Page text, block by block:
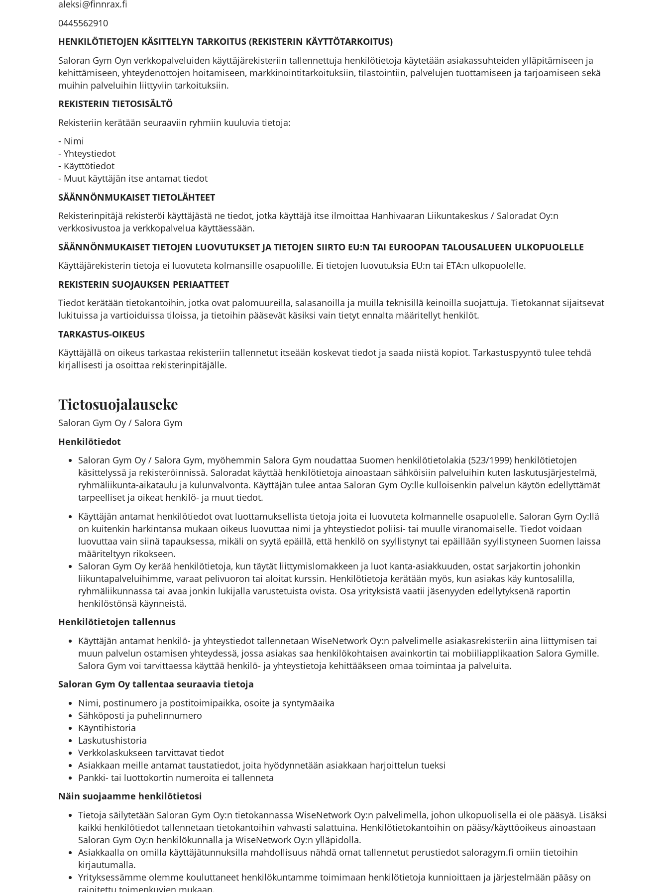
aleksi@finnrax.fi
0445562910
HENKILÖTIETOJEN KÄSITTELYN TARKOITUS (REKISTERIN KÄYTTÖTARKOITUS)
Saloran Gym Oyn verkkopalveluiden käyttäjärekisteriin tallennettuja henkilötietoja käytetään asiakassuhteiden ylläpitämiseen ja
kehittämiseen, yhteydenottojen hoitamiseen, markkinointitarkoituksiin, tilastointiin, palvelujen tuottamiseen ja tarjoamiseen sekä
muihin palveluihin liittyviin tarkoituksiin.
REKISTERIN TIETOSISÄLTÖ
Rekisteriin kerätään seuraaviin ryhmiin kuuluvia tietoja:
- Nimi
- Yhteystiedot
- Käyttötiedot
- Muut käyttäjän itse antamat tiedot
SÄÄNNÖNMUKAISET TIETOLÄHTEET
Rekisterinpitäjä rekisteröi käyttäjästä ne tiedot, jotka käyttäjä itse ilmoittaa Hanhivaaran Liikuntakeskus / Saloradat Oy:n
verkkosivustoa ja verkkopalvelua käyttäessään.
SÄÄNNÖNMUKAISET TIETOJEN LUOVUTUKSET JA TIETOJEN SIIRTO EU:N TAI EUROOPAN TALOUSALUEEN ULKOPUOLELLE
Käyttäjärekisterin tietoja ei luovuteta kolmansille osapuolille. Ei tietojen luovutuksia EU:n tai ETA:n ulkopuolelle.
REKISTERIN SUOJAUKSEN PERIAATTEET
Tiedot kerätään tietokantoihin, jotka ovat palomuureilla, salasanoilla ja muilla teknisillä keinoilla suojattuja. Tietokannat sijaitsevat
lukituissa ja vartioiduissa tiloissa, ja tietoihin pääsevät käsiksi vain tietyt ennalta määritellyt henkilöt.
TARKASTUS-OIKEUS
Käyttäjällä on oikeus tarkastaa rekisteriin tallennetut itseään koskevat tiedot ja saada niistä kopiot. Tarkastuspyyntö tulee tehdä
kirjallisesti ja osoittaa rekisterinpitäjälle.
Tietosuojalauseke
Saloran Gym Oy / Salora Gym
Henkilötiedot
Saloran Gym Oy / Salora Gym, myöhemmin Salora Gym noudattaa Suomen henkilötietolakia (523/1999) henkilötietojen
käsittelyssä ja rekisteröinnissä. Saloradat käyttää henkilötietoja ainoastaan sähköisiin palveluihin kuten laskutusjärjestelmä,
ryhmäliikunta-aikataulu ja kulunvalvonta. Käyttäjän tulee antaa Saloran Gym Oy:lle kulloisenkin palvelun käytön edellyttämät
tarpeelliset ja oikeat henkilö- ja muut tiedot.
Käyttäjän antamat henkilötiedot ovat luottamuksellista tietoja joita ei luovuteta kolmannelle osapuolelle. Saloran Gym Oy:llä
on kuitenkin harkintansa mukaan oikeus luovuttaa nimi ja yhteystiedot poliisi- tai muulle viranomaiselle. Tiedot voidaan
luovuttaa vain siinä tapauksessa, mikäli on syytä epäillä, että henkilö on syyllistynyt tai epäillään syyllistyneen Suomen laissa
määriteltyyn rikokseen.
Saloran Gym Oy kerää henkilötietoja, kun täytät liittymislomakkeen ja luot kanta-asiakkuuden, ostat sarjakortin johonkin
liikuntapalveluihimme, varaat pelivuoron tai aloitat kurssin. Henkilötietoja kerätään myös, kun asiakas käy kuntosalilla,
ryhmäliikunnassa tai avaa jonkin lukijalla varustetuista ovista. Osa yrityksistä vaatii jäsenyyden edellytyksenä raportin
henkilöstönsä käynneistä.
Henkilötietojen tallennus
Käyttäjän antamat henkilö- ja yhteystiedot tallennetaan WiseNetwork Oy:n palvelimelle asiakasrekisteriin aina liittymisen tai
muun palvelun ostamisen yhteydessä, jossa asiakas saa henkilökohtaisen avainkortin tai mobiiliapplikaation Salora Gymille.
Salora Gym voi tarvittaessa käyttää henkilö- ja yhteystietoja kehittääkseen omaa toimintaa ja palveluita.
Saloran Gym Oy tallentaa seuraavia tietoja
Nimi, postinumero ja postitoimipaikka, osoite ja syntymäaika
Sähköposti ja puhelinnumero
Käyntihistoria
Laskutushistoria
Verkkolaskukseen tarvittavat tiedot
Asiakkaan meille antamat taustatiedot, joita hyödynnetään asiakkaan harjoittelun tueksi
Pankki- tai luottokortin numeroita ei tallenneta
Näin suojaamme henkilötietosi
Tietoja säilytetään Saloran Gym Oy:n tietokannassa WiseNetwork Oy:n palvelimella, johon ulkopuolisella ei ole pääsyä. Lisäksi
kaikki henkilötiedot tallennetaan tietokantoihin vahvasti salattuina. Henkilötietokantoihin on pääsy/käyttöoikeus ainoastaan
Saloran Gym Oy:n henkilökunnalla ja WiseNetwork Oy:n ylläpidolla.
Asiakkaalla on omilla käyttäjätunnuksilla mahdollisuus nähdä omat tallennetut perustiedot saloragym.fi omiin tietoihin
kirjautumalla.
Yrityksessämme olemme kouluttaneet henkilökuntamme toimimaan henkilötietoja kunnioittaen ja järjestelmään pääsy on
rajoitettu toimenkuvien mukaan.